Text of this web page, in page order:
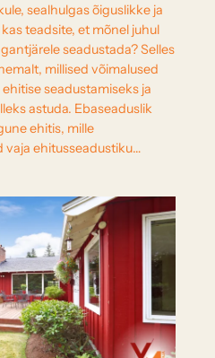
sealhulgas õiguslikke ja
teadsite, et mõnel juhul
seadustada? Selles
millised võimalused
seadustamiseks ja
astuda. Ebaseaduslik
ehitis, mille
vaja ehitusseadustiku…